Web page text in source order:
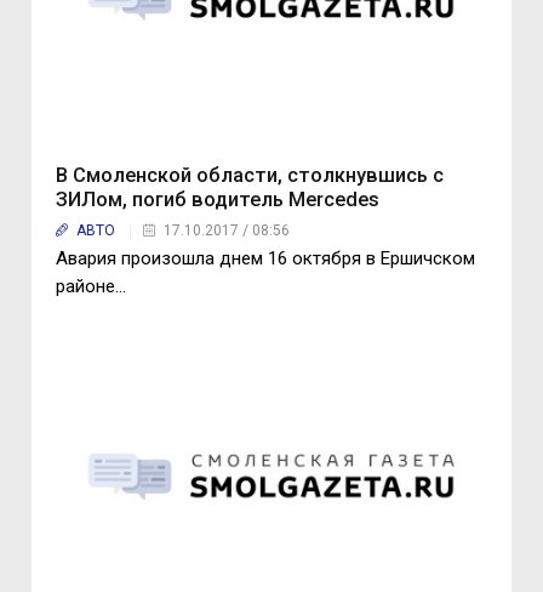
В Смоленской области, столкнувшись с
ЗИЛом, погиб водитель Mercedes
АВТО 17.10.2017 / 08:56
Авария произошла днем 16 октября в Ершичском
районе…